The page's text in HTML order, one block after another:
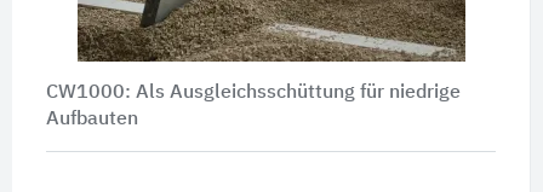
CW1000: Als Ausgleichsschüttung für niedrige
Aufbauten